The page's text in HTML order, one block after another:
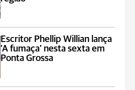
Escritor Phellip Willian lança
'A fumaça' nesta sexta em
Ponta Grossa